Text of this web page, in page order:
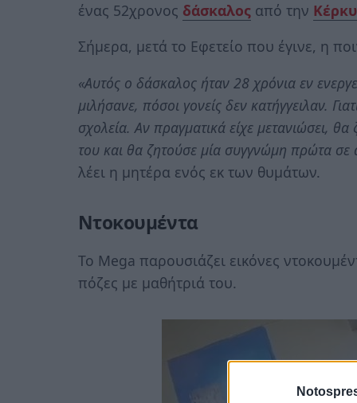
ένας 52χρονος δάσκαλος από την
Σήμερα, μετά το Εφετείο που έγινε, η
«Αυτός ο δάσκαλος ήταν 28 χρόνια εν
μιλήσανε, πόσοι γονείς δεν κατήγγειλαν.
σχολεία. Αν πραγματικά είχε μετανιώσει,
του και θα ζητούσε μία συγγνώμη πρώτα σε
λέει η μητέρα ενός εκ των θυμάτων.
Ντοκουμέντα
To Mega παρουσιάζει εικόνες
πόζες με μαθήτριά του.